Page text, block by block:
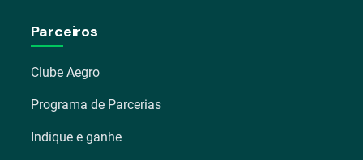
Parceiros
Clube Aegro
Programa de Parcerias
Indique e ganhe